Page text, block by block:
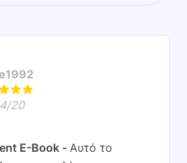
20
E-Book
Αυτό το